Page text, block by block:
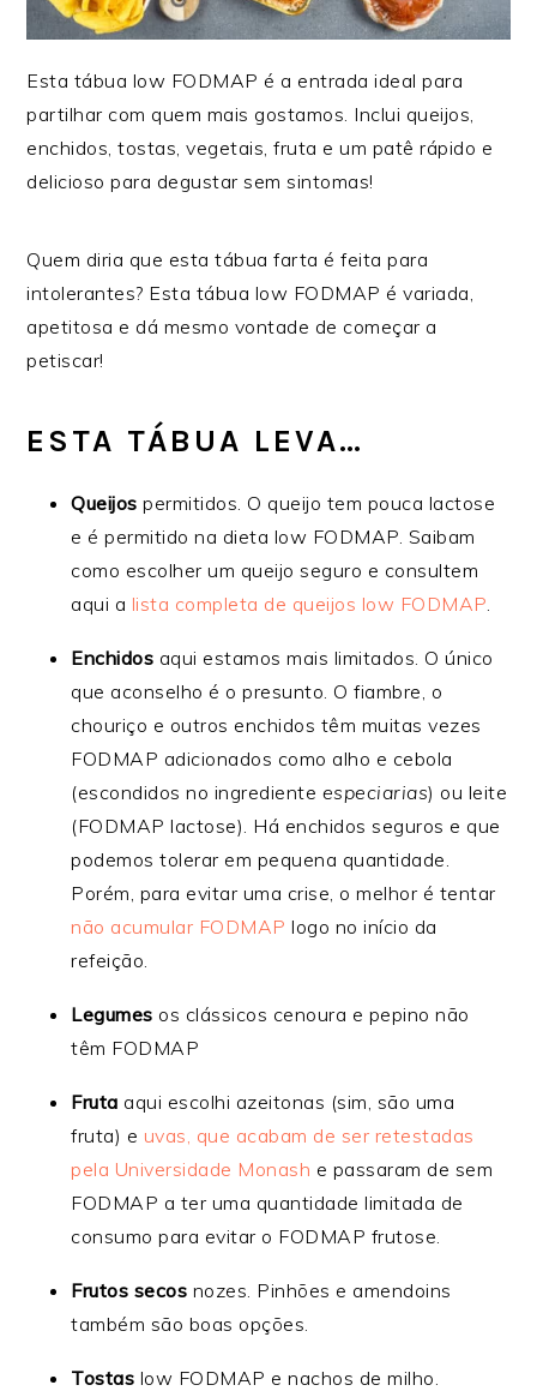
Esta tábua low FODMAP é a entrada ideal para
partilhar com quem mais gostamos. Inclui queijos,
enchidos, tostas, vegetais, fruta e um patê rápido e
delicioso para degustar sem sintomas!
Quem diria que esta tábua farta é feita para
intolerantes? Esta tábua low FODMAP é variada,
apetitosa e dá mesmo vontade de começar a
petiscar!
ESTA TÁBUA LEVA…
Queijos permitidos. O queijo tem pouca lactose
e é permitido na dieta low FODMAP. Saibam
como escolher um queijo seguro e consultem
aqui a lista completa de queijos low FODMAP
Enchidos aqui estamos mais limitados. O único
que aconselho é o presunto. O fiambre, o
chouriço e outros enchidos têm muitas vezes
FODMAP adicionados como alho e cebola
(escondidos no ingrediente especiarias) ou leite
(FODMAP lactose). Há enchidos seguros e que
podemos tolerar em pequena quantidade.
Porém, para evitar uma crise, o melhor é tentar
não acumular FODMAP logo no início da
refeição.
Legumes os clássicos cenoura e pepino não
têm FODMAP
Fruta aqui escolhi azeitonas (sim, são uma
fruta) e uvas, que acabam de ser retestadas
pela Universidade Monash e passaram de sem
FODMAP a ter uma quantidade limitada de
consumo para evitar o FODMAP frutose.
Frutos secos nozes. Pinhões e amendoins
também são boas opções.
Tostas low FODMAP e nachos de milho.